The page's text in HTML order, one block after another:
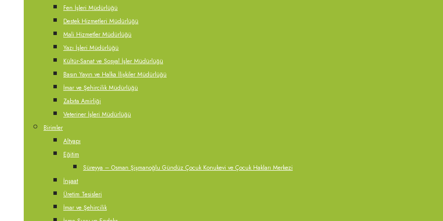
Fen İşleri Müdürlüğü
Destek Hizmetleri Müdürlüğü
Mali Hizmetler Müdürlüğü
Yazı İşleri Müdürlüğü
Kültür-Sanat ve Sosyal İşler Müdürlüğü
Basın Yayın ve Halka İlişkiler Müdürlüğü
İmar ve Şehircilik Müdürlüğü
Zabıta Amirliği
Veteriner İşleri Müdürlüğü
Birimler
Altyapı
Eğitim
Süreyya – Osman Şişmanoğlu Gündüz Çocuk Konukevi ve Çocuk Hakları Merkezi
İnşaat
Üretim Tesisleri
İmar ve Şehircilik